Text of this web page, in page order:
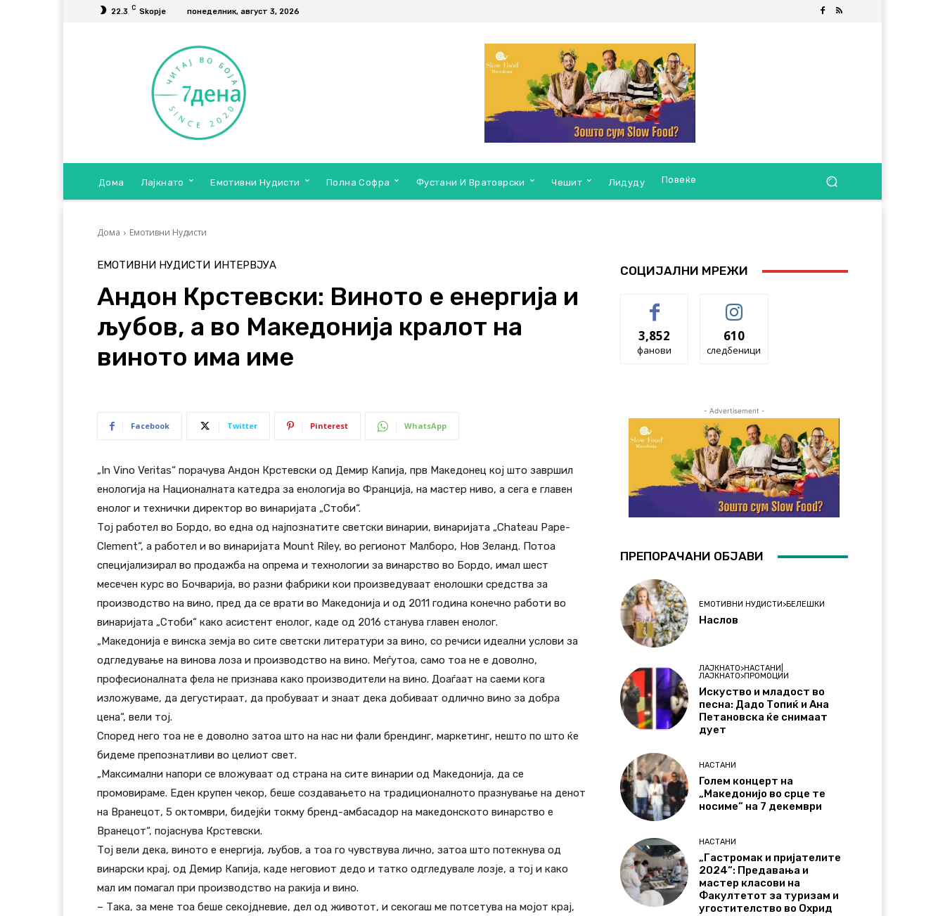
22.3 C Skopje понеделник, август 3, 2026
Дома Лајкнато Емотивни Нудисти Полна Софра Фустани И Вратоврски Чешит Лидуду Повеќе
Дома Емотивни Нудисти
ЕМОТИВНИ НУДИСТИ ИНТЕРВЈУА
Андон Крстевски: Виното е енергија и
љубов, а во Македонија кралот на
виното има име
Facebook Twitter Pinterest WhatsApp
„In Vino Veritas“ порачува Андон Крстевски од Демир Капија, прв Македонец кој што завршил
енологија на Националната катедра за енологија во Франција, на мастер ниво, а сега е главен
енолог и технички директор во винаријата „Стоби“.
Тој работел во Бордо, во една од најпознатите светски винарии, винаријата „Chateau Pape-
Clement“, а работел и во винаријата Mount Riley, во регионот Малборо, Нов Зеланд. Потоа
специјализирал во продажба на опрема и технологии за винарство во Бордо, имал шест
месечен курс во Бочварија, во разни фабрики кои произведуваат енолошки средства за
производство на вино, пред да се врати во Македонија и од 2011 година конечно работи во
винаријата „Стоби“ како асистент енолог, каде од 2016 станува главен енолог.
„Македонија е винска земја во сите светски литератури за вино, со речиси идеални услови за
одгледување на винова лоза и производство на вино. Меѓутоа, само тоа не е доволно,
професионалната фела не признава како производители на вино. Доаѓаат на саеми кога
изложуваме, да дегустираат, да пробуваат и знаат дека добиваат одлично вино за добра
цена“, вели тој.
Според него тоа не е доволно затоа што на нас ни фали брендинг, маркетинг, нешто по што ќе
бидеме препознатливи во целиот свет.
„Максимални напори се вложуваат од страна на сите винарии од Македонија, да се
промовираме. Еден крупен чекор, беше создавањето на традиционалното празнување на денот
на Вранецот, 5 октомври, бидејќи токму бренд-амбасадор на македонското винарство е
Вранецот“, појаснува Крстевски.
Тој вели дека, виното е енергија, љубов, а тоа го чувствува лично, затоа што потекнува од
винарски крај, од Демир Капија, каде неговиот дедо и татко одгледувале лозје, а тој и како
мал им помагал при производство на ракија и вино.
– Така, за мене тоа беше секојдневие, дел од животот, и секогаш ме потсетува на мојот крај,
СОЦИЈАЛНИ МРЕЖИ
3,852
фанови
610
следбеници
- Advertisement -
ПРЕПОРАЧАНИ ОБЈАВИ
ЕМОТИВНИ НУДИСТИ>БЕЛЕШКИ
Наслов
ЛАЈКНАТО>НАСТАНИ|
ЛАЈКНАТО>ПРОМОЦИИ
Искуство и младост во
песна: Дадо Топиќ и Ана
Петановска ќе снимаат
дует
НАСТАНИ
Голем концерт на
„Македонијо во срце те
носиме“ на 7 декември
НАСТАНИ
„Гастромак и пријателите
2024“: Предавања и
мастер класови на
Факултетот за туризам и
угостителство во Охрид